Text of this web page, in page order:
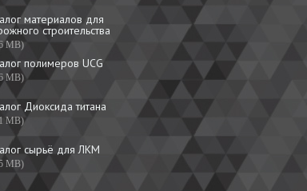
материалов для
строительства
MB)
полимеров UCG
MB)
Диоксида титана
MB)
сырьё для ЛКМ
MB)